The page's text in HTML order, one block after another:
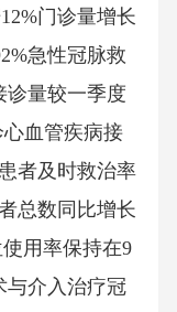
门诊量增长
急性冠脉救
诊量较一季度
血管疾病接
者及时救治率
总数同比增长
用率保持在9
与介入治疗冠